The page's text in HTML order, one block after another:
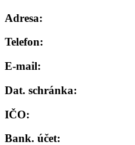
Adresa:
Telefon:
E-mail:
Dat. schránka:
IČO:
Bank. účet: